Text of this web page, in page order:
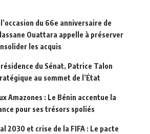
l’occasion du 66e anniversaire de
Ouattara appelle à préserver
les acquis
du Sénat, Patrice Talon
au sommet de l’État
Amazones : Le Bénin accentue la
pour ses trésors spoliés
2030 et crise de la FIFA : Le pacte